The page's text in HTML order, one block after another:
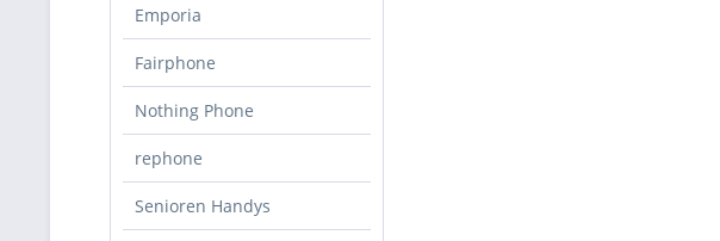
Emporia
Fairphone
Nothing Phone
rephone
Senioren Handys